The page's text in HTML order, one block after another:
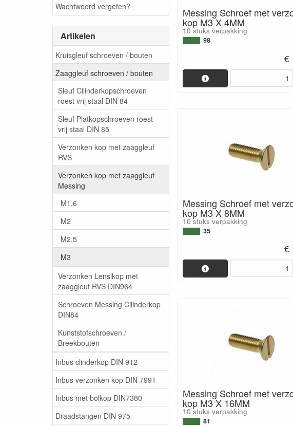
Wachtwoord vergeten?
Artikelen
Kruisgleuf schroeven / bouten
Zaaggleuf schroeven / bouten
Sleuf Cilinderkopschroeven
roest vrij staal DIN 84
Sleuf Platkopschroeven roest
vrij staal DIN 85
Verzonken kop met zaaggleuf
RVS
Verzonken kop met zaaggleuf
Messing
M1,6
M2
M2,5
M3
Verzonken Lenslkop met
zaaggleuf RVS DIN964
Schroeven Messing Cilinderkop
DIN84
Kunststofschroeven /
Breekbouten
Inbus clinderkop DIN 912
Inbus verzonken kop DIN 7991
Inbus met bolkop DIN7380
Draadstangen DIN 975
Messing Schroef met
kop M3 X 4MM
10 stuks verpakking
98
€
Messing Schroef met
kop M3 X 8MM
10 stuks verpakking
35
€
Messing Schroef met
kop M3 X 16MM
10 stuks verpakking
81